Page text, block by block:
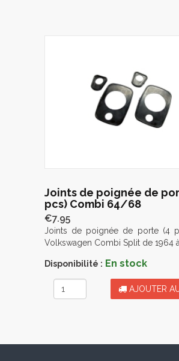
Joints de poignée de
pcs) Combi 64/68
€7.95
Joints de poignée de porte (4
Volkswagen Combi Split de 1964
Disponibilité : En stock
AJOUTER